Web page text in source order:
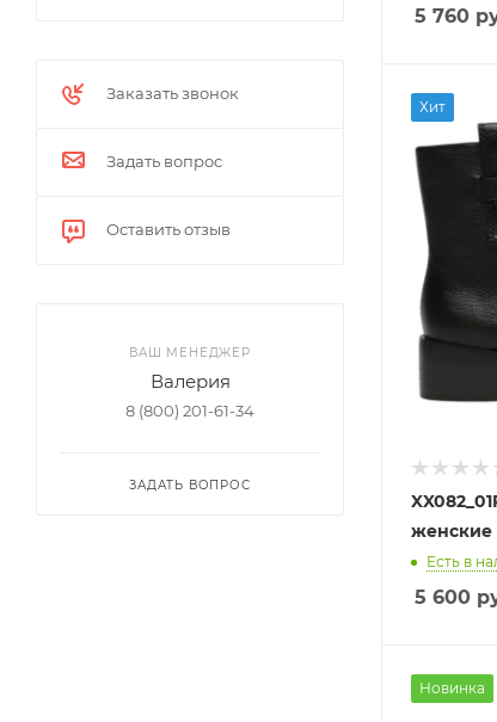
5 760
Хит
XX082_01PB-BL EL
женские
Есть в
5 600
Новинка
Заказать звонок
Задать вопрос
Оставить отзыв
ВАШ МЕНЕДЖЕР
Валерия
8 (800) 201-61-34
ЗАДАТЬ ВОПРОС